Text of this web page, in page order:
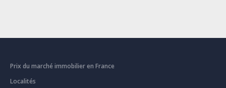
Prix du marché immobilier en France
Localités